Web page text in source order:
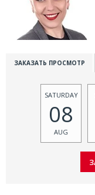
ЗАКАЗАТЬ ПРОСМОТР
SATURDAY
08
AUG